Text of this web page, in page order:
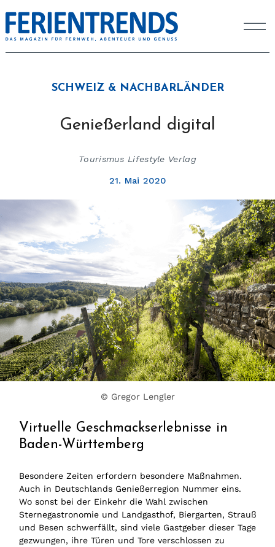
SCHWEIZ & NACHBARLÄNDER
Genießerland digital
Tourismus Lifestyle Verlag
21. Mai 2020
© Gregor Lengler
Virtuelle Geschmackserlebnisse in
Baden-Württemberg
Besondere Zeiten erfordern besondere Maßnahmen.
Auch in Deutschlands Genießerregion Nummer eins.
Wo sonst bei der Einkehr die Wahl zwischen
Sternegastronomie und Landgasthof, Biergarten, Strauß
und Besen schwerfällt, sind viele Gastgeber dieser Tage
gezwungen, ihre Türen und Tore verschlossen zu